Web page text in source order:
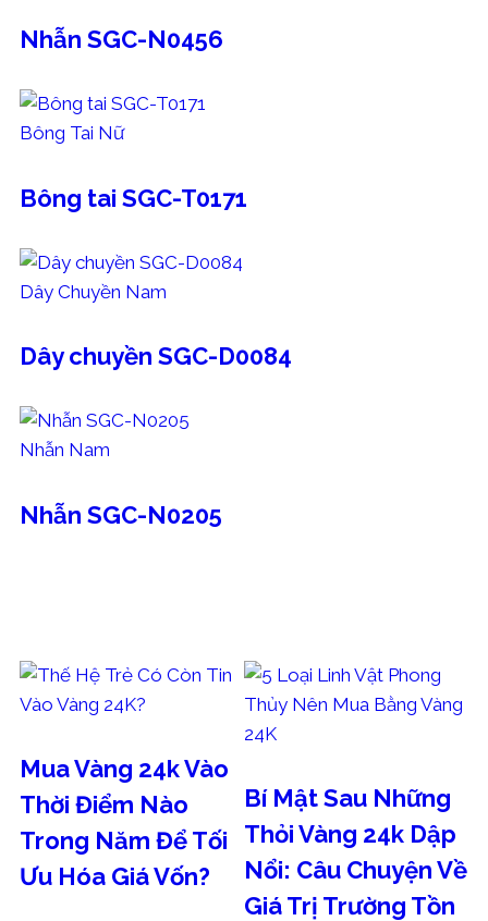
Nhẫn SGC-N0456
Bông Tai Nữ
Bông tai SGC-T0171
Dây Chuyền Nam
Dây chuyền SGC-D0084
Nhẫn Nam
Nhẫn SGC-N0205
Mua Vàng 24k Vào
Thời Điểm Nào
Trong Năm Để Tối
Ưu Hóa Giá Vốn?
Bí Mật Sau Những
Thỏi Vàng 24k Dập
Nổi: Câu Chuyện Về
Giá Trị Trường Tồn